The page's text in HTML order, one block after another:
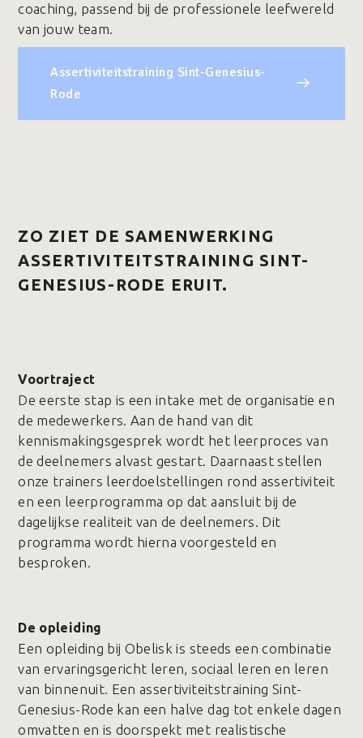
coaching, passend bij de professionele leefwereld
van jouw team.
Assertiviteitstraining Sint-Genesius-
Rode
ZO ZIET DE SAMENWERKING
ASSERTIVITEITSTRAINING SINT-
GENESIUS-RODE ERUIT.
Voortraject
De eerste stap is een intake met de organisatie en
de medewerkers. Aan de hand van dit
kennismakingsgesprek wordt het leerproces van
de deelnemers alvast gestart. Daarnaast stellen
onze trainers leerdoelstellingen rond assertiviteit
en een leerprogramma op dat aansluit bij de
dagelijkse realiteit van de deelnemers. Dit
programma wordt hierna voorgesteld en
besproken.
De opleiding
Een opleiding bij Obelisk is steeds een combinatie
van ervaringsgericht leren, sociaal leren en leren
van binnenuit. Een assertiviteitstraining Sint-
Genesius-Rode kan een halve dag tot enkele dagen
omvatten en is doorspekt met realistische